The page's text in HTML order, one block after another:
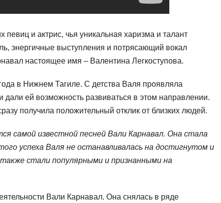
певиц и актрис, чья уникальная харизма и талант
энергичные выступления и потрясающий вокал
настоящее имя – Валентина Легкоступова.
в Нижнем Тагиле. С детства Валя проявляла
дали ей возможность развиваться в этом направлении.
получила положительный отклик от близких людей.
самой известной песней Вали Карнавал. Она стала
успеха Валя не останавливалась на достигнутом и
стали популярными и признанными на
Вали Карнавал. Она снялась в ряде